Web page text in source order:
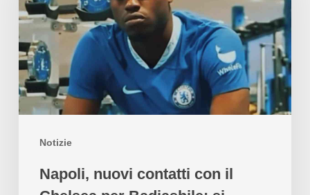
Notizie
Napoli, nuovi contatti con il